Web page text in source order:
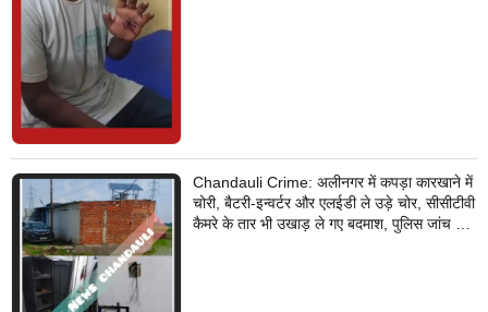
Chandauli Crime: अलीनगर में कपड़ा कारखाने में
चोरी, बैटरी-इन्वर्टर और एलईडी ले उड़े चोर, सीसीटीवी
कैमरे के तार भी उखाड़ ले गए बदमाश, पुलिस जांच में